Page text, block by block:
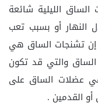
الليلية شائعة
النهار أو بسبب تعب
إن تشنجات الساق هي
والتي قد تكون
عضلات الساق على
القدمين .